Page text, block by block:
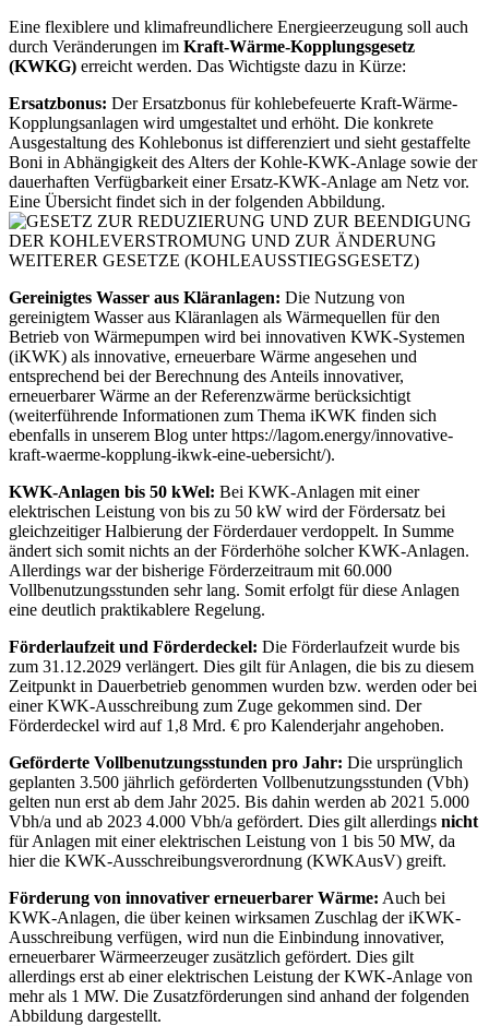
Eine flexiblere und klimafreundlichere Energieerzeugung soll auch
durch Veränderungen im Kraft-Wärme-Kopplungsgesetz
(KWKG) erreicht werden. Das Wichtigste dazu in Kürze:
Ersatzbonus: Der Ersatzbonus für kohlebefeuerte Kraft-Wärme-
Kopplungsanlagen wird umgestaltet und erhöht. Die konkrete
Ausgestaltung des Kohlebonus ist differenziert und sieht gestaffelte
Boni in Abhängigkeit des Alters der Kohle-KWK-Anlage sowie der
dauerhaften Verfügbarkeit einer Ersatz-KWK-Anlage am Netz vor.
Eine Übersicht findet sich in der folgenden Abbildung.
Gereinigtes Wasser aus Kläranlagen: Die Nutzung von
gereinigtem Wasser aus Kläranlagen als Wärmequellen für den
Betrieb von Wärmepumpen wird bei innovativen KWK-Systemen
(iKWK) als innovative, erneuerbare Wärme angesehen und
entsprechend bei der Berechnung des Anteils innovativer,
erneuerbarer Wärme an der Referenzwärme berücksichtigt
(weiterführende Informationen zum Thema iKWK finden sich
ebenfalls in unserem Blog unter https://lagom.energy/innovative-
kraft-waerme-kopplung-ikwk-eine-uebersicht/).
KWK-Anlagen bis 50 kWel: Bei KWK-Anlagen mit einer
elektrischen Leistung von bis zu 50 kW wird der Fördersatz bei
gleichzeitiger Halbierung der Förderdauer verdoppelt. In Summe
ändert sich somit nichts an der Förderhöhe solcher KWK-Anlagen.
Allerdings war der bisherige Förderzeitraum mit 60.000
Vollbenutzungsstunden sehr lang. Somit erfolgt für diese Anlagen
eine deutlich praktikablere Regelung.
Förderlaufzeit und Förderdeckel: Die Förderlaufzeit wurde bis
zum 31.12.2029 verlängert. Dies gilt für Anlagen, die bis zu diesem
Zeitpunkt in Dauerbetrieb genommen wurden bzw. werden oder bei
einer KWK-Ausschreibung zum Zuge gekommen sind. Der
Förderdeckel wird auf 1,8 Mrd. € pro Kalenderjahr angehoben.
Geförderte Vollbenutzungsstunden pro Jahr: Die ursprünglich
geplanten 3.500 jährlich geförderten Vollbenutzungsstunden (Vbh)
gelten nun erst ab dem Jahr 2025. Bis dahin werden ab 2021 5.000
Vbh/a und ab 2023 4.000 Vbh/a gefördert. Dies gilt allerdings nicht
für Anlagen mit einer elektrischen Leistung von 1 bis 50 MW, da
hier die KWK-Ausschreibungsverordnung (KWKAusV) greift.
Förderung von innovativer erneuerbarer Wärme: Auch bei
KWK-Anlagen, die über keinen wirksamen Zuschlag der iKWK-
Ausschreibung verfügen, wird nun die Einbindung innovativer,
erneuerbarer Wärmeerzeuger zusätzlich gefördert. Dies gilt
allerdings erst ab einer elektrischen Leistung der KWK-Anlage von
mehr als 1 MW. Die Zusatzförderungen sind anhand der folgenden
Abbildung dargestellt.